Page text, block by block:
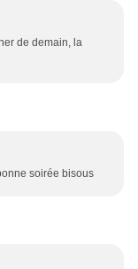
de demain, la
soirée bisous